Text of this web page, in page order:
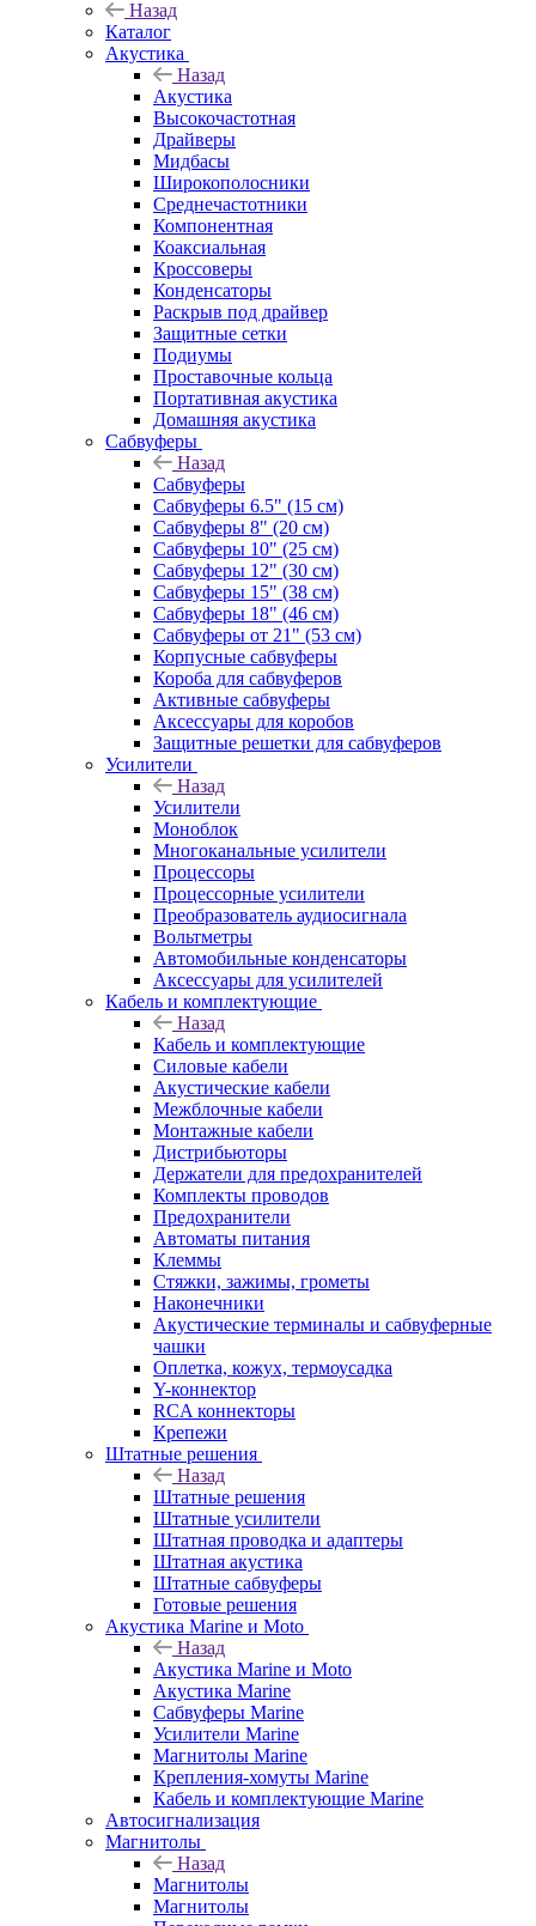
Назад
Каталог
Акустика
Назад
Акустика
Высокочастотная
Драйверы
Мидбасы
Широкополосники
Среднечастотники
Компонентная
Коаксиальная
Кроссоверы
Конденсаторы
Раскрыв под драйвер
Защитные сетки
Подиумы
Проставочные кольца
Портативная акустика
Домашняя акустика
Сабвуферы
Назад
Сабвуферы
Сабвуферы 6.5" (15 см)
Сабвуферы 8" (20 см)
Сабвуферы 10" (25 см)
Сабвуферы 12" (30 см)
Сабвуферы 15" (38 см)
Сабвуферы 18" (46 см)
Сабвуферы от 21" (53 см)
Корпусные сабвуферы
Короба для сабвуферов
Активные сабвуферы
Аксессуары для коробов
Защитные решетки для сабвуферов
Усилители
Назад
Усилители
Моноблок
Многоканальные усилители
Процессоры
Процессорные усилители
Преобразователь аудиосигнала
Вольтметры
Автомобильные конденсаторы
Аксессуары для усилителей
Кабель и комплектующие
Назад
Кабель и комплектующие
Силовые кабели
Акустические кабели
Межблочные кабели
Монтажные кабели
Дистрибьюторы
Держатели для предохранителей
Комплекты проводов
Предохранители
Автоматы питания
Клеммы
Стяжки, зажимы, грометы
Наконечники
Акустические терминалы и сабвуферные
чашки
Оплетка, кожух, термоусадка
Y-коннектор
RCA коннекторы
Крепежи
Штатные решения
Назад
Штатные решения
Штатные усилители
Штатная проводка и адаптеры
Штатная акустика
Штатные сабвуферы
Готовые решения
Акустика Marine и Moto
Назад
Акустика Marine и Moto
Акустика Marine
Сабвуферы Marine
Усилители Marine
Магнитолы Marine
Крепления-хомуты Marine
Кабель и комплектующие Marine
Автосигнализация
Магнитолы
Назад
Магнитолы
Магнитолы